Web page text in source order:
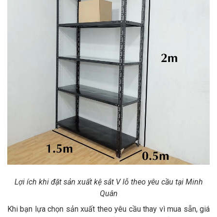
Lợi ích khi đặt sản xuất kệ sắt V lỗ theo yêu cầu tại Minh
Quân
Khi bạn lựa chọn sản xuất theo yêu cầu thay vì mua sẵn, giá